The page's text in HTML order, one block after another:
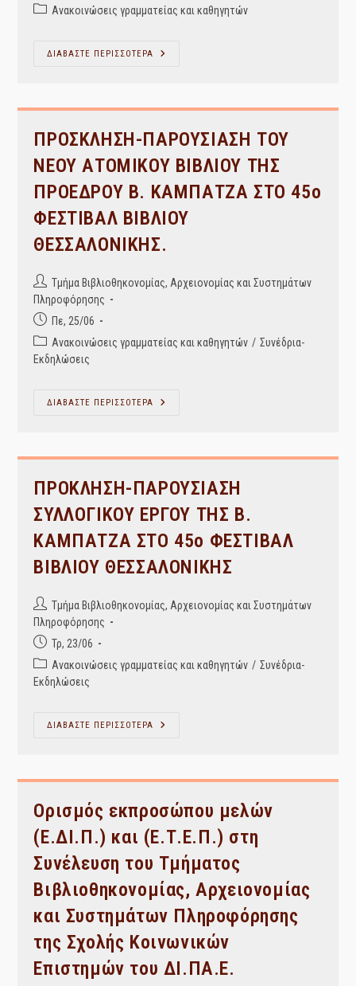
author:
published:
PostΑνακοινώσεις γραμματείας και καθηγητών
ΔΙΑΒΑΣΤΕ ΠΕΡΙΣΣΟΤΕΡΑ
Μεταδεδομένα,
Οντολογίες
Διαχείριση
Συλλογών,
Και
Δεδομένων
–
Ψηφιακές
Βιβλιοθήκες,
Αρχεία
Και
ΠΡΟΣΚΛΗΣΗ-ΠΑΡΟΥΣΙΑΣΗ ΤΟΥ
ΝΕΟΥ ΑΤΟΜΙΚΟΥ ΒΙΒΛΙΟΥ ΤΗΣ
ΠΡΟΕΔΡΟΥ Β. ΚΑΜΠΑΤΖΑ ΣΤΟ 45ο
ΦΕΣΤΙΒΑΛ ΒΙΒΛΙΟΥ
ΘΕΣΣΑΛΟΝΙΚΗΣ.
Post
author:
Τμήμα Βιβλιοθηκονομίας, Αρχειονομίας και Συστημάτων
Πληροφόρησης
Post
published:
Πε, 25/06
Post
category:
Ανακοινώσεις γραμματείας και καθηγητών / Συνέδρια-
Εκδηλώσεις
ΔΙΑΒΑΣΤΕ ΠΕΡΙΣΣΟΤΕΡΑ
ΠΡΟΣΚΛΗΣΗ-
ΒΙΒΛΙΟΥ
ΠΡΟΕΔΡΟΥ
Β.
ΣΤΟ
ΦΕΣΤΙΒΑΛ
ΒΙΒΛΙΟΥ
ΘΕΣΣΑΛΟΝΙΚΗΣ.
ΠΡΟΚΛΗΣΗ-ΠΑΡΟΥΣΙΑΣΗ
ΣΥΛΛΟΓΙΚΟΥ ΕΡΓΟΥ ΤΗΣ Β.
ΚΑΜΠΑΤΖΑ ΣΤΟ 45ο ΦΕΣΤΙΒΑΛ
ΒΙΒΛΙΟΥ ΘΕΣΣΑΛΟΝΙΚΗΣ
Post
author:
Τμήμα Βιβλιοθηκονομίας, Αρχειονομίας και Συστημάτων
Πληροφόρησης
Post
published:
Τρ, 23/06
Post
category:
Ανακοινώσεις γραμματείας και καθηγητών / Συνέδρια-
Εκδηλώσεις
ΔΙΑΒΑΣΤΕ ΠΕΡΙΣΣΟΤΕΡΑ
ΠΡΟΚΛΗΣΗ-
Β.
45ο
ΒΙΒΛΙΟΥ
ΘΕΣΣΑΛΟΝΙΚΗΣ
Ορισμός εκπροσώπου μελών
(Ε.ΔΙ.Π.) και (Ε.Τ.Ε.Π.) στη
Συνέλευση του Τμήματος
Βιβλιοθηκονομίας, Αρχειονομίας
και Συστημάτων Πληροφόρησης
της Σχολής Κοινωνικών
Επιστημών του ΔΙ.ΠΑ.Ε.